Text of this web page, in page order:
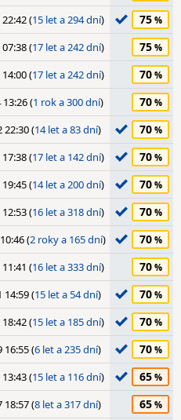
(15 let a 294 dní) 75
(17 let a 242 dní) 75
(17 let a 242 dní) 70
13:26 (1 rok a 300 dní) 70
22:30 (14 let a 83 dní) 70
(17 let a 142 dní) 70
(14 let a 200 dní) 70
(16 let a 318 dní) 70
(2 roky a 165 dní) 70
(16 let a 333 dní) 70
14:59 (15 let a 54 dní) 70
(15 let a 185 dní) 70
16:55 (6 let a 235 dní) 70
(15 let a 116 dní) 65
18:57 (8 let a 317 dní) 65